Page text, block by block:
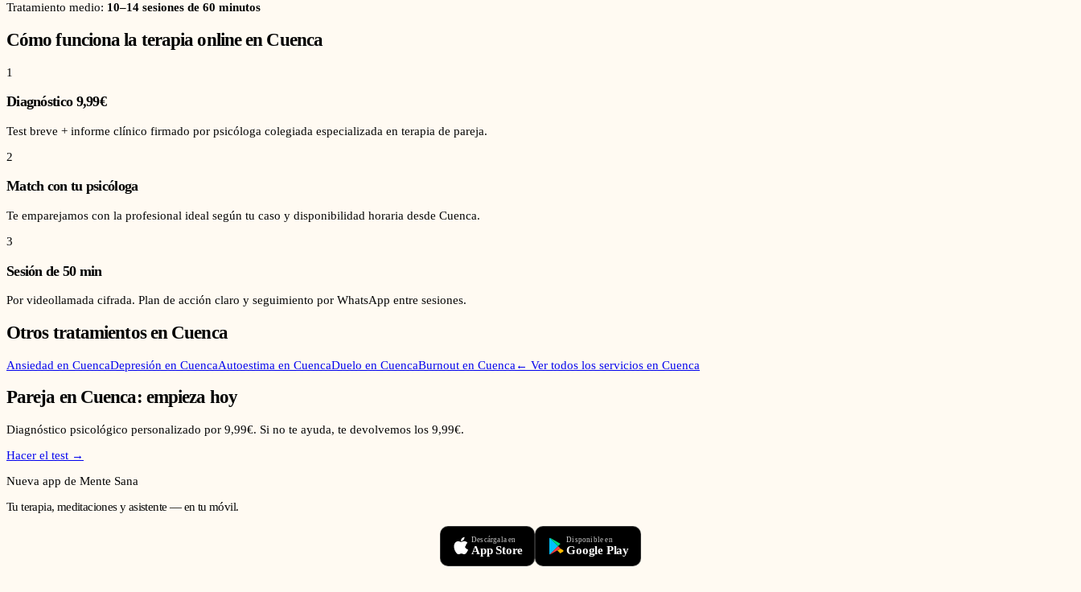
Tratamiento medio: 10–14 sesiones de 60 minutos
Cómo funciona la terapia online en Cuenca
1
Diagnóstico 9,99€
Test breve + informe clínico firmado por psicóloga colegiada especializada en terapia de pareja.
2
Match con tu psicóloga
Te emparejamos con la profesional ideal según tu caso y disponibilidad horaria desde Cuenca.
3
Sesión de 50 min
Por videollamada cifrada. Plan de acción claro y seguimiento por WhatsApp entre sesiones.
Otros tratamientos en Cuenca
Ansiedad en CuencaDepresión en CuencaAutoestima en CuencaDuelo en CuencaBurnout en Cuenca ← Ver todos los servicios en Cuenca
Parejaen Cuenca: empieza hoy
Diagnóstico psicológico personalizado por 9,99€. Si no te ayuda, te devolvemos los 9,99€.
Hacer el test →
Nueva app de Mente Sana
Tu terapia, meditaciones y asistente — en tu móvil.
Descárgala en
App Store
Disponible en
Google Play